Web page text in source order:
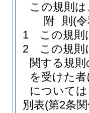
この規則
附 則 (
1
この規則
2
この規則
関する規
を受けた
について
別表(第2条